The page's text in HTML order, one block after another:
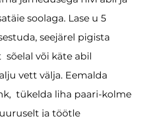
soolaga. Lase u 5
seejärel pigista
sõelal või käte abil
vett välja. Eemalda
tükelda liha paari-kolme
ja töötle